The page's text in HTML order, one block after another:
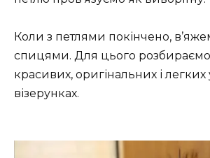
Коли з петлями покінчено,
спицями. Для цього
красивих, оригінальних і легких
візерунках.